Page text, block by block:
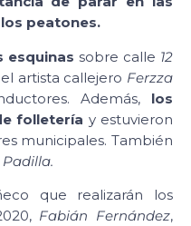
peatones.
esquinas sobre calle 12
artista callejero Ferzza
Además, los
folletería y estuvieron
municipales. También
que realizarán los
Fabián Fernández,